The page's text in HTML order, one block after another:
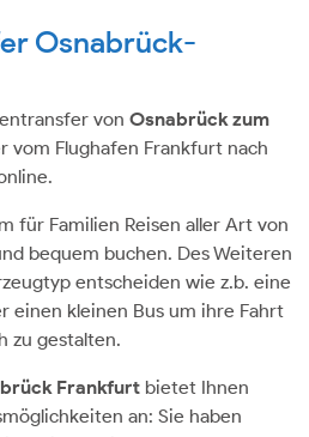
Osnabrück-
von Osnabrück zum
vom Flughafen Frankfurt nach
für Familien Reisen aller Art von
bequem buchen. Des Weiteren
entscheiden wie z.b. eine
einen kleinen Bus um ihre Fahrt
zu gestalten.
Frankfurt bietet Ihnen
an: Sie haben